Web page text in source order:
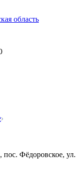
область
пос. Фёдоровское, ул.